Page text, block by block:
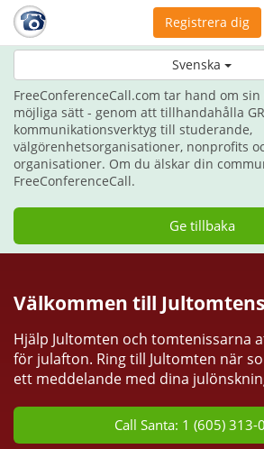
Svenska
Registrera dig
Ge kommunikation i
FreeConferenceCall.com tar hand om
möjliga sätt - genom att tillhandahålla
kommunikationsverktyg till studerande,
välgörenhetsorganisationer, nonprofits
organisationer. Om du älskar din
FreeConferenceCall.
Ge tillbaka
Välkommen till
Hjälp Jultomten och tomtenissarna
för julafton. Ring till Jultomten när
ett meddelande med dina
Call Santa: 1 (605) 313-